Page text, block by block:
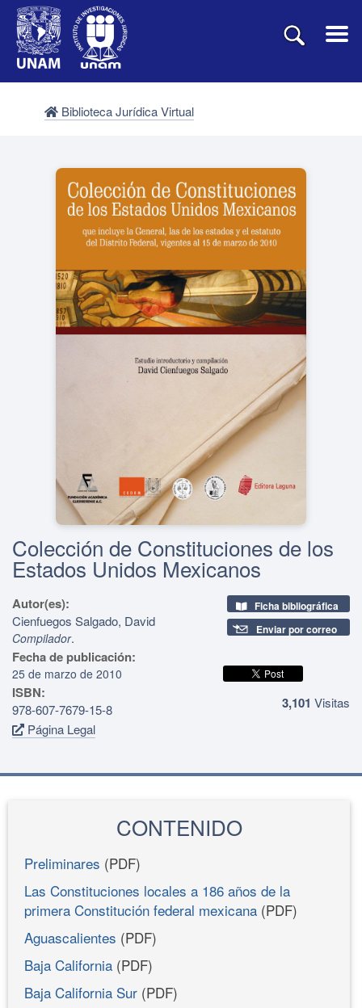
Biblioteca Jurídica Virtual
Colección de Constituciones de los
Estados Unidos Mexicanos
Autor(es):
Cienfuegos Salgado, David
Compilador.
Fecha de publicación:
25 de marzo de 2010
ISBN:
978-607-7679-15-8
Página Legal
Ficha bibliográfica
Enviar por correo
3,101 Visitas
CONTENIDO
Preliminares (PDF)
Las Constituciones locales a 186 años de la
primera Constitución federal mexicana (PDF)
Aguascalientes (PDF)
Baja California (PDF)
Baja California Sur (PDF)